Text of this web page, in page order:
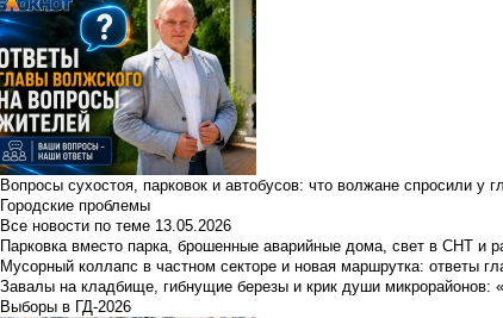
Вопросы сухостоя, парковок и автобусов: что волжане спросили у
Городские проблемы
Все новости по теме 13.05.2026
Парковка вместо парка, брошенные аварийные дома, свет в СНТ и
Мусорный коллапс в частном секторе и новая маршрутка: ответы
Завалы на кладбище, гибнущие березы и крик души микрорайонов:
Выборы в ГД-2026